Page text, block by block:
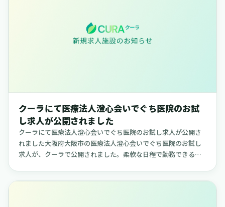
クーラにて医療法人澄心会いでぐち医院のお試
し求人が公開されました
クーラにて医療法人澄心会いでぐち医院のお試し求人が公開さ
れました大阪府大阪市の医療法人澄心会いでぐち医院のお試し
求人が、クーラで公開されました。柔軟な日程で勤務できる求